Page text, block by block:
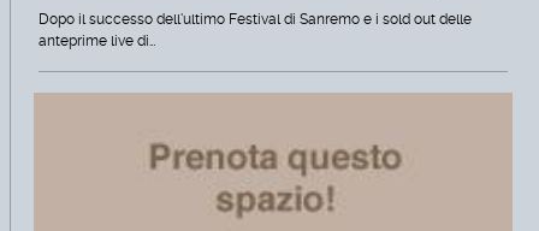
Dopo il successo dell'ultimo Festival di Sanremo e i sold out delle
anteprime live di…